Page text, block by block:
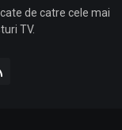
de catre cele mai
TV.